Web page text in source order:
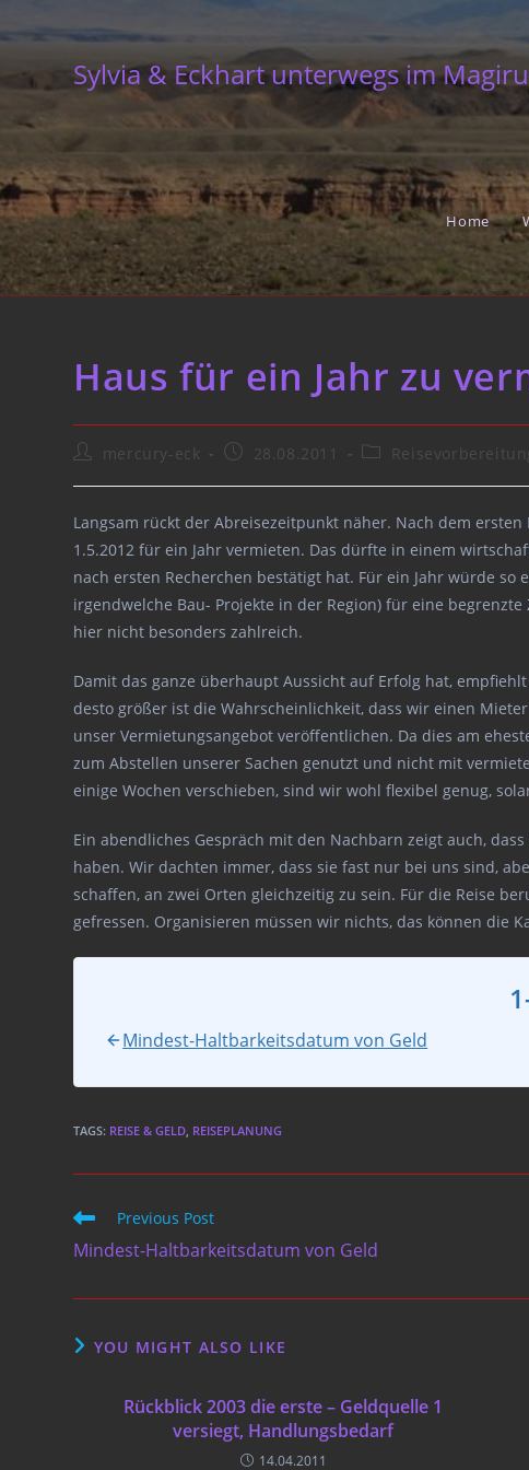
to
content
Sylvia & Eckhart unterwegs im
Home
Haus für ein Jahr zu
Postmercury-eck
Post 28.08.2011
Post
Langsam rückt der Abreisezeitpunkt näher. Nach dem
1.5.2012 für ein Jahr vermieten. Das dürfte in einem
nach ersten Recherchen bestätigt hat. Für ein Jahr würde
irgendwelche Bau- Projekte in der Region) für eine
hier nicht besonders zahlreich.
Damit das ganze überhaupt Aussicht auf Erfolg hat,
desto größer ist die Wahrscheinlichkeit, dass wir einen
unser Vermietungsangebot veröffentlichen. Da dies am
zum Abstellen unserer Sachen genutzt und nicht mit
einige Wochen verschieben, sind wir wohl flexibel genug,
Ein abendliches Gespräch mit den Nachbarn zeigt auch,
haben. Wir dachten immer, dass sie fast nur bei uns sind,
schaffen, an zwei Orten gleichzeitig zu sein. Für die Reise
gefressen. Organisieren müssen wir nichts, das können die
Mindest-Haltbarkeitsdatum von Geld
TAGS: REISE & GELD, REISEPLANUNG
Read
articles
Previous Post
Mindest-Haltbarkeitsdatum von Geld
YOU MIGHT ALSO LIKE
Rückblick 2003 die erste – Geldquelle 1
versiegt, Handlungsbedarf
14.04.2011